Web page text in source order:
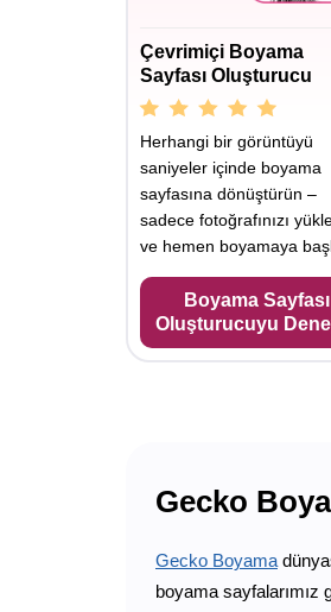
Çevrimiçi Boyama
Sayfası Oluşturucu
Herhangi bir görüntüyü
saniyeler içinde boyama
sayfasına dönüştürün –
sadece fotoğrafınızı
ve hemen boyamaya
Boyama Sayfası
Oluşturucuyu
Gecko
Gecko Boyama
boyama sayfalarımız